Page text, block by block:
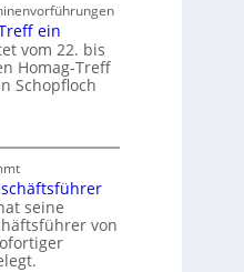
ein
vom 22. bis
Homag-Treff
Schopfloch
seine
von